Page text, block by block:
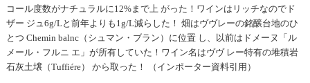
コール度数がナチュラルに12%まで上 がった！ワインはリッチなのでド
ザー ジュ6g/Lと前年よりも1g/L減らした！ 畑はヴヴレーの銘醸台地のひ
とつ Chemin balnc（シュマン・ブラン）に位置 し、以前はドメーヌ「ル
メール・フルニ エ」が所有していた！ワイン名はヴヴ レー特有の堆積岩
石灰土壌（Tuffiére） から取った！ （インポーター資料引用）